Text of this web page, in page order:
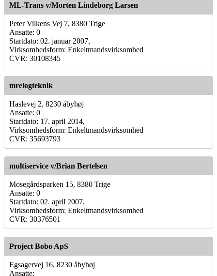
ML-Trans v/Morten Lindeborg Larsen
Peter Vilkens Vej 7, 8380 Trige
Ansatte: 0
Startdato: 02. januar 2007,
Virksomhedsform: Enkeltmandsvirksomhed
CVR: 30108345
mrelogteknik
Haslevej 2, 8230 åbyhøj
Ansatte: 0
Startdato: 17. april 2014,
Virksomhedsform: Enkeltmandsvirksomhed
CVR: 35693793
multiservice v/Brian Bertelsen
Mosegårdsparken 15, 8380 Trige
Ansatte: 0
Startdato: 02. april 2007,
Virksomhedsform: Enkeltmandsvirksomhed
CVR: 30376501
Project Bobo ApS
Egsagervej 16, 8230 åbyhøj
Ansatte: